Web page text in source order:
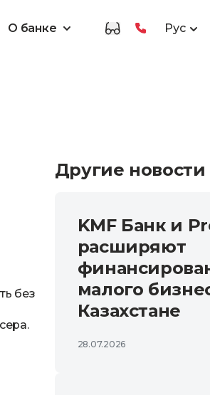
О банке Рус
без
Другие новости
KMF Банк и
расширяют
малого
Казахстане
28.07.2026